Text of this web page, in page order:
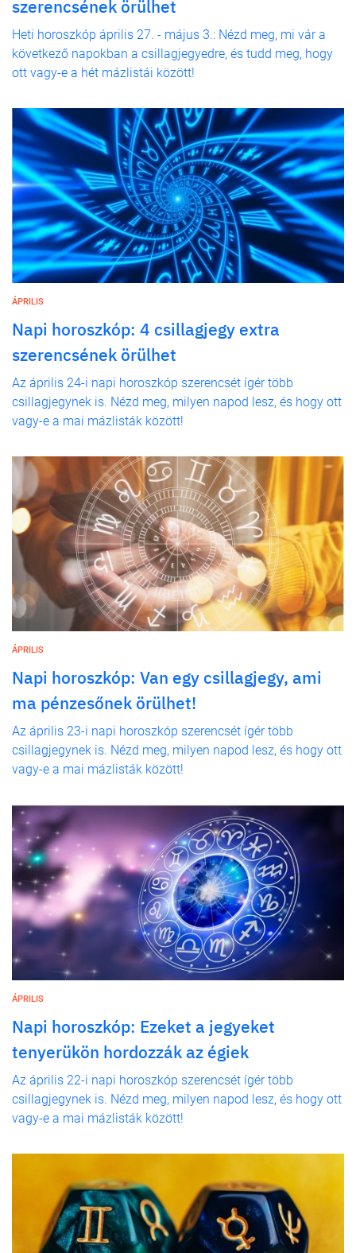
szerencsének örülhet
Heti horoszkóp április 27. - május 3.: Nézd meg, mi vár a
következő napokban a csillagjegyedre, és tudd meg, hogy
ott vagy-e a hét mázlistái között!
ÁPRILIS
Napi horoszkóp: 4 csillagjegy extra
szerencsének örülhet
Az április 24-i napi horoszkóp szerencsét ígér több
csillagjegynek is. Nézd meg, milyen napod lesz, és hogy ott
vagy-e a mai mázlisták között!
ÁPRILIS
Napi horoszkóp: Van egy csillagjegy, ami
ma pénzesőnek örülhet!
Az április 23-i napi horoszkóp szerencsét ígér több
csillagjegynek is. Nézd meg, milyen napod lesz, és hogy ott
vagy-e a mai mázlisták között!
ÁPRILIS
Napi horoszkóp: Ezeket a jegyeket
tenyerükön hordozzák az égiek
Az április 22-i napi horoszkóp szerencsét ígér több
csillagjegynek is. Nézd meg, milyen napod lesz, és hogy ott
vagy-e a mai mázlisták között!